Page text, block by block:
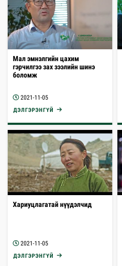
Мал эмнэлгийн цахим
гэрчилгээ зах зээлийн шинэ
боломж
2021-11-05
ДЭЛГЭРЭНГҮЙ
Хариуцлагатай нүүдэлчид
2021-11-05
ДЭЛГЭРЭНГҮЙ